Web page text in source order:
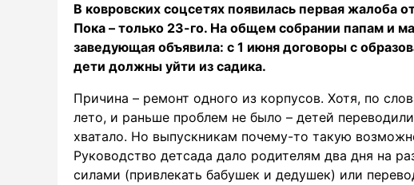
В ковровских соцсетях появилась первая жалоба
Пока – только 23-го. На общем собрании папам и
заведующая объявила: с 1 июня договоры с
дети должны уйти из садика.
Причина – ремонт одного из корпусов. Хотя, по
лето, и раньше проблем не было – детей
хватало. Но выпускникам почему-то такую
Руководство детсада дало родителям два дня на
силами (привлекать бабушек и дедушек) или